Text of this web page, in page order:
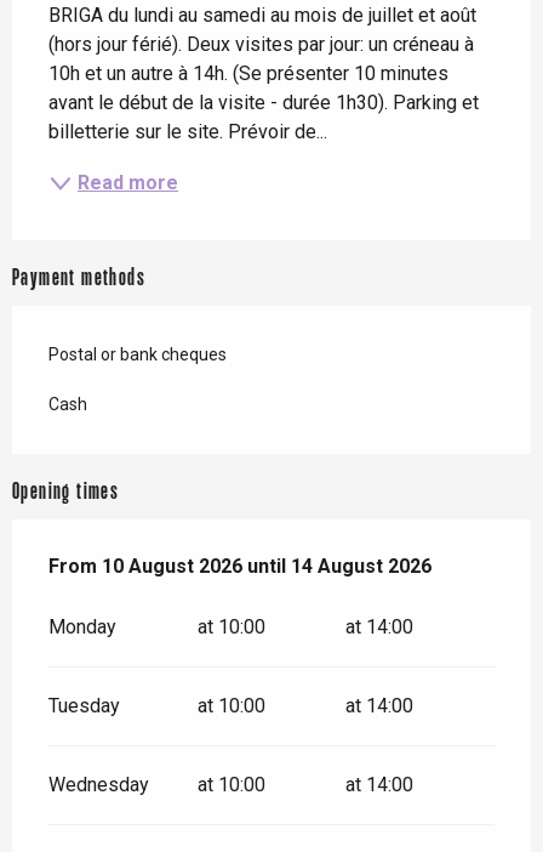
BRIGA du lundi au samedi au mois de juillet et août
(hors jour férié). Deux visites par jour: un créneau à
10h et un autre à 14h. (Se présenter 10 minutes
avant le début de la visite - durée 1h30). Parking et
billetterie sur le site. Prévoir de...
Read more
Payment methods
Postal or bank cheques
Cash
Opening times
From 10 August 2026 until 14 August 2026
From 10 August 2026 until 14 August 2026
Monday at 10:00 at 14:00
Tuesday at 10:00 at 14:00
Wednesday at 10:00 at 14:00